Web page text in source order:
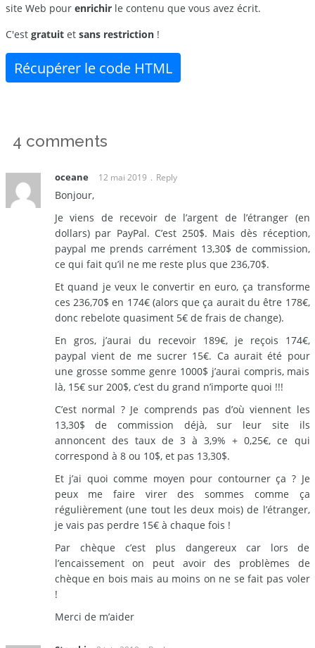
site Web pour enrichirle contenu que vous avez écrit.
C'est gratuitet sans restriction!
Récupérer le code HTML
4 comments
oceane 12 mai 2019 Reply
Bonjour,
Je viens de recevoir de l’argent de l’étranger (en
dollars) par PayPal. C’est 250$. Mais dès réception,
paypal me prends carrément 13,30$ de commission,
ce qui fait qu’il ne me reste plus que 236,70$.
Et quand je veux le convertir en euro, ça transforme
ces 236,70$ en 174€ (alors que ça aurait du être 178€,
donc rebelote quasiment 5€ de frais de change).
En gros, j’aurai du recevoir 189€, je reçois 174€,
paypal vient de me sucrer 15€. Ca aurait été pour
une grosse somme genre 1000$ j’aurai compris, mais
là, 15€ sur 200$, c’est du grand n’importe quoi !!!
C’est normal ? Je comprends pas d’où viennent les
13,30$ de commission déjà, sur leur site ils
annoncent des taux de 3 à 3,9% + 0,25€, ce qui
correspond à 8 ou 10$, et pas 13,30$.
Et j’ai quoi comme moyen pour contourner ça ? Je
peux me faire virer des sommes comme ça
régulièrement (une tout les deux mois) de l’étranger,
je vais pas perdre 15€ à chaque fois !
Par chèque c’est plus dangereux car lors de
l’encaissement on peut avoir des problèmes de
chèque en bois mais au moins on ne se fait pas voler
!
Merci de m’aider